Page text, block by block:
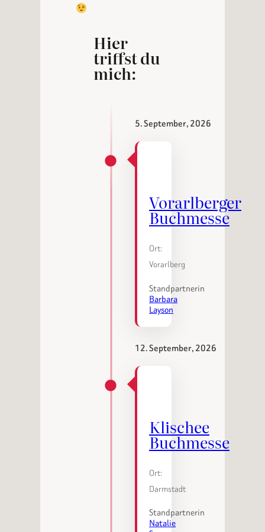
Hier
triffst du
mich:
5. September, 2026
Vorarlberger
Buchmesse
Ort:
Vorarlberg
Standpartnerin
Barbara
Layson
12. September, 2026
Klischee
Buchmesse
Ort:
Darmstadt
Standpartnerin
Natalie